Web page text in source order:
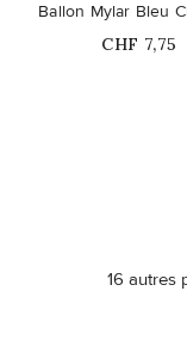
Ballon Mylar Bleu
Prix
CHF 7,75
16 autres